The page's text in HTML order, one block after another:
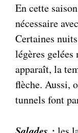
En cette
nécessaire
Certaines
légères
apparaît, la
flèche. Aussi,
tunnels font